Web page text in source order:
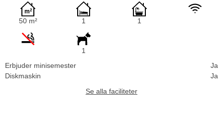
50 m² 1 1
1
Erbjuder minisemester
Ja
Diskmaskin
Ja
Se alla faciliteter